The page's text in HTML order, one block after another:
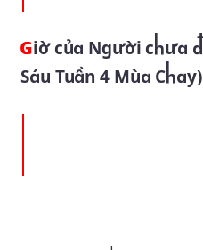
Giờ của Người chưa đến (15.03.2024 – Thứ
Sáu Tuần 4 Mùa Chay)